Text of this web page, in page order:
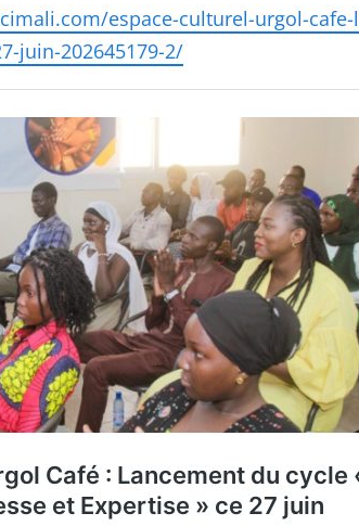
espace-culturel-urgol-
juin-202645179-2/